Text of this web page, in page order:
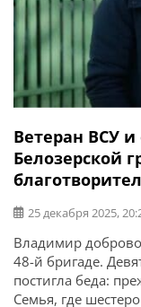
Ветеран ВСУ
Белозерской
25 декабря 2025,
Владимир
48-й бригаде.
постигла беда:
Семья, где